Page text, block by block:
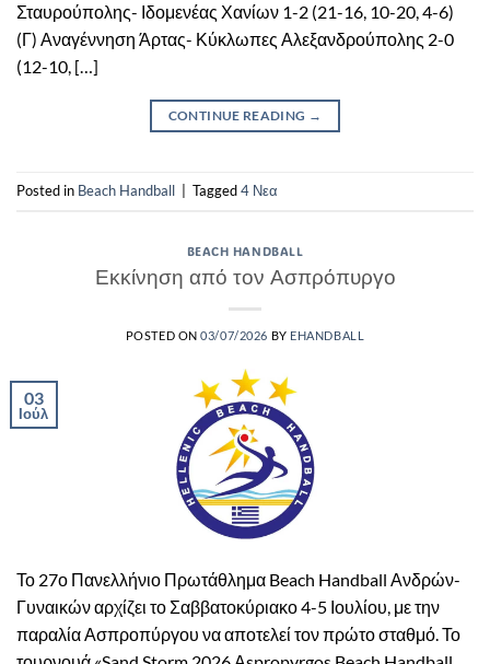
Σταυρούπολης- Ιδομενέας Χανίων 1-2 (21-16, 10-20, 4-6)
(Γ) Αναγέννηση Άρτας- Κύκλωπες Αλεξανδρούπολης 2-0
(12-10, […]
CONTINUE READING →
Posted in Beach Handball Tagged4 Νεα
BEACH HANDBALL
Εκκίνηση από τον Ασπρόπυργο
POSTED ON03/07/2026 BY EHANDBALL
03
Ιούλ
Το 27ο Πανελλήνιο Πρωτάθλημα Beach Handball Ανδρών-
Γυναικών αρχίζει το Σαββατοκύριακο 4-5 Ιουλίου, με την
παραλία Ασπροπύργου να αποτελεί τον πρώτο σταθμό. Το